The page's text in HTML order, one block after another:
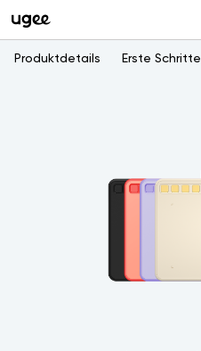
Produktdetails Erste Schritte